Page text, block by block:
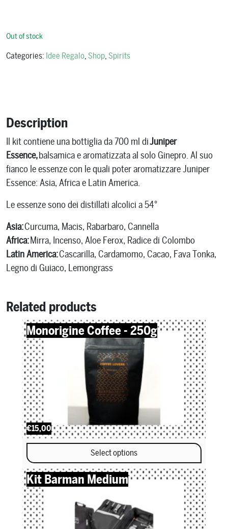
Out of stock
Categories: Idee Regalo, Shop, Spirits
Description
Il kit contiene una bottiglia da 700 ml diJuniper
Essence,balsamica e aromatizzata al solo Ginepro. Al suo
fianco le essenze con le quali poter aromatizzare Juniper
Essence: Asia, Africa e Latin America.
Le essenze sono dei distillati alcolici a 54°
Asia:Curcuma, Macis, Rabarbaro, Cannella
Africa:Mirra, Incenso, Aloe Ferox, Radice di Colombo
Latin America:Cascarilla, Cardamomo, Cacao, Fava Tonka,
Legno di Guiaco, Lemongrass
Related products
Monorigine Coffee - 250g
€15,00
Select options
This product has multiple variants. The options may be chosen
Kit Barman Medium